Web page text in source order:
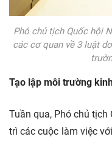
Phó chủ tịch Quốc hội
các cơ quan về 3 luật
Tạo lập môi trường
Tuần qua, Phó chủ tịch
trì các cuộc làm việc